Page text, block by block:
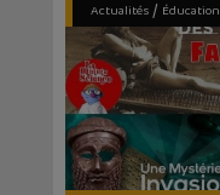
Actualités/ Éducation